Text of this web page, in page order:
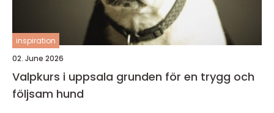
inspiration
02. June 2026
Valpkurs i uppsala grunden för en trygg och
följsam hund